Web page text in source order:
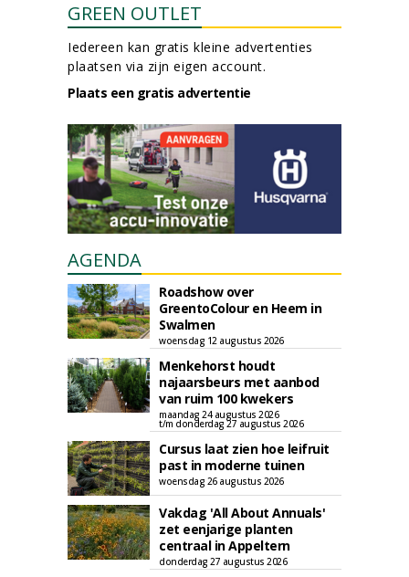
GREEN OUTLET
Iedereen kan gratis kleine advertenties
plaatsen via zijn eigen account.
Plaats een gratis advertentie
AGENDA
Roadshow over
GreentoColour en Heem in
Swalmen
woensdag 12 augustus 2026
Menkehorst houdt
najaarsbeurs met aanbod
van ruim 100 kwekers
maandag 24 augustus 2026
t/m donderdag 27 augustus 2026
Cursus laat zien hoe leifruit
past in moderne tuinen
woensdag 26 augustus 2026
Vakdag 'All About Annuals'
zet eenjarige planten
centraal in Appeltern
donderdag 27 augustus 2026